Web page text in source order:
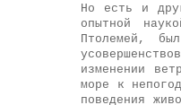
Но есть и
опытной
Птолемей ,
изменении
море к
поведения